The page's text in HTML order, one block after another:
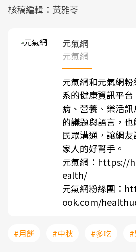
核稿編輯：黃雅苓
元氣網
元氣網
元氣網和元氣網
系的健康資訊平
病、營養、樂活
的議題與語言，
民眾溝通，讓網
家人的好幫手。
元氣網： https://
ealth/
元氣網粉絲團：
ook.com/
#月餅 #中秋 #多吃 #